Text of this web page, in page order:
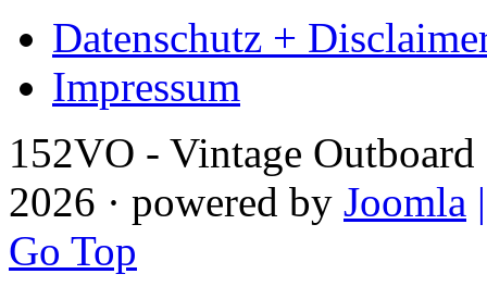
Datenschutz +
Impressum
152VO - Vintage
2026 · powered by Joomla
Go Top